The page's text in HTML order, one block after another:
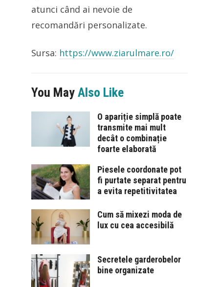
atunci când ai nevoie de
recomandări personalizate.
Sursa: https://www.ziarulmare.ro/
You May Also Like
O apariție simplă poate
transmite mai mult
decât o combinație
foarte elaborată
Piesele coordonate pot
fi purtate separat pentru
a evita repetitivitatea
Cum să mixezi moda de
lux cu cea accesibilă
Secretele garderobelor
bine organizate